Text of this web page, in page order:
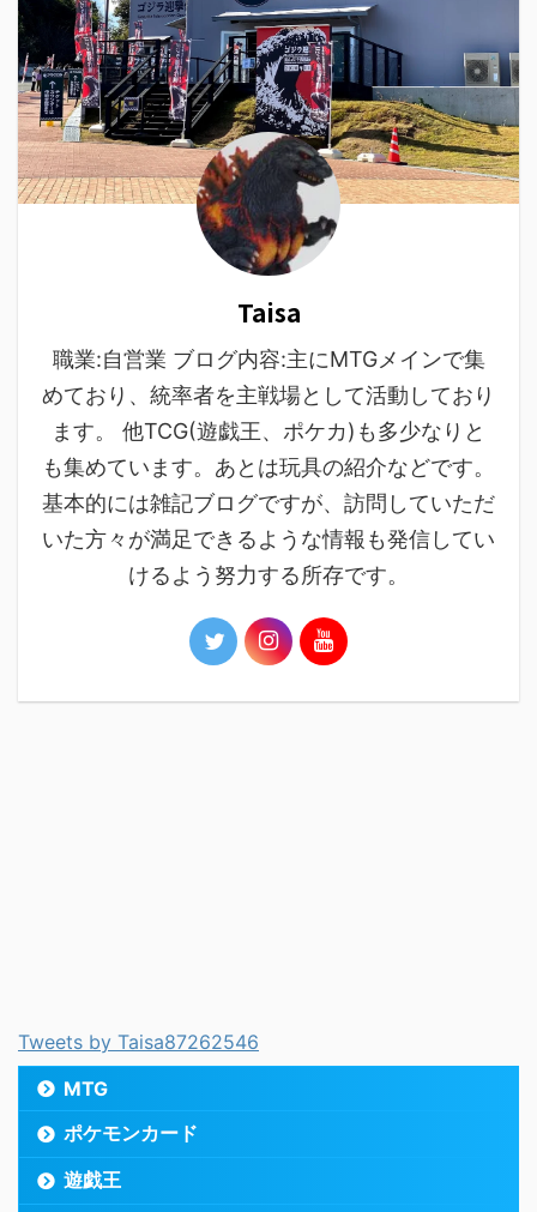
Taisa
職業:自営業 ブログ内容:主にMTGメインで集
めており、統率者を主戦場として活動しており
ます。 他TCG(遊戯王、ポケカ)も多少なりと
も集めています。あとは玩具の紹介などです。
基本的には雑記ブログですが、訪問していただ
いた方々が満足できるような情報も発信してい
けるよう努力する所存です。
Tweets by Taisa87262546
MTG
ポケモンカード
遊戯王